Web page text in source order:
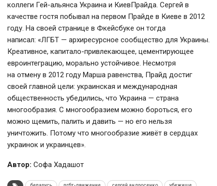
коллеги Гей-альянса Украина и КиевПрайда. Сергей в
качестве гостя побывал на первом Прайде в Киеве в 2012
году. На своей странице в Фкейсбуке он тогда
написал: «ЛГБТ — архиресурсное сообщество для Украины.
Креативное, капитало-привлекающее, цементирующее
евроинтеграцию, морально устойчивое. Несмотря
на отмену в 2012 году Марша равенства, Прайд достиг
своей главной цели: украинская и международная
общественность убедились, что Украина — страна
многообразия. С многообразием можно бороться, его
можно щемить, палить и давить — но его нельзя
уничтожить. Потому что многообразие живёт в сердцах
украинок и украинцев».
Автор: Софа Хадашот